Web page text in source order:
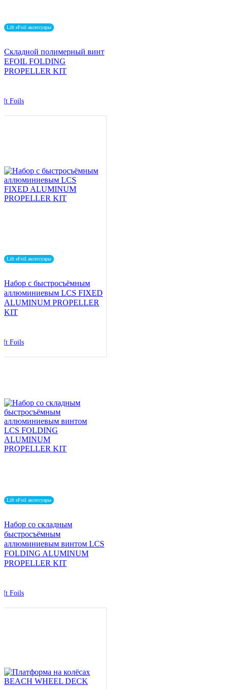
Lift eFoil аксессуары
Складной полимерный винт
EFOIL FOLDING
PROPELLER KIT
Foils
Lift eFoil аксессуары
Набор с быстросъёмным
аллюминиевым LCS FIXED
ALUMINUM PROPELLER
KIT
Foils
Lift eFoil аксессуары
Набор со складным
быстросъёмным
аллюминиевым винтом LCS
FOLDING ALUMINUM
PROPELLER KIT
Foils